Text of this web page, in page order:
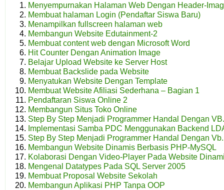
Menyempurnakan Halaman Web Dengan Header-
Membuat halaman Login (Pendaftar Siswa Baru)
Menampilkan fullscreen halaman web
Membangun Website Edutainment-2
Membuat content web dengan Microsoft Word
Hit Counter Dengan Animation Image
Belajar Upload Website ke Server Host
Membuat Backslide pada Website
Menyatukan Website Dengan Template
Membuat Website Afiliasi Sederhana – Bagian 1
Pendaftaran Siswa Online 2
Membangun Situs Toko Online
Step By Step Menjadi Programmer Handal Dengan
Implementasi Samba PDC Menggunakan Backend
Step By Step Menjadi Programmer Handal Dengan
Membangun Website Dinamis Berbasis PHP-MySQL
Kolaborasi Dengan Video-Player Pada Website
Mengenal Datatypes Pada SQL Server 2005
Membuat Proposal Website Sekolah
Membangun Aplikasi PHP Tanpa OOP